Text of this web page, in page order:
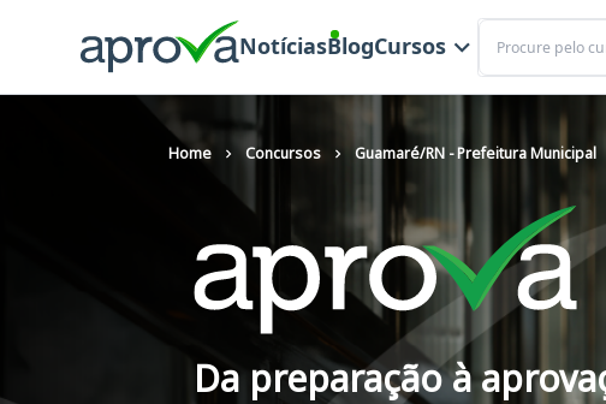
NotíciasBlogCursos
Buscar
Home Concursos Guamaré/RN - Prefeitura Municipal
Da preparação à